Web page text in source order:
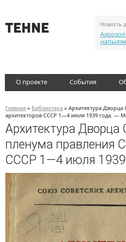
Новость
О проекте События
Главная » Библиотека » Архитектура Дворца
архитекторов СССР 1—4 июля 1939 года. —
Архитектура
пленума правления
СССР 1—4 июля 1939